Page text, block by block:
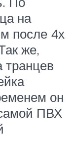
на
после 4х
же,
транцев
он
ПВХ